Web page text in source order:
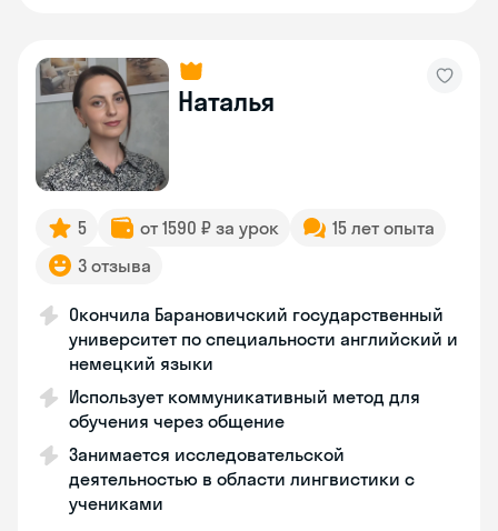
Наталья
5 от 1590 ₽ за урок
15 лет опыта
3 отзыва
Окончила Барановичский государственный
университет по специальности английский и
немецкий языки
Использует коммуникативный метод для
обучения через общение
Занимается исследовательской
деятельностью в области лингвистики с
учениками